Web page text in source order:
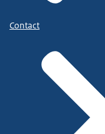
Contact